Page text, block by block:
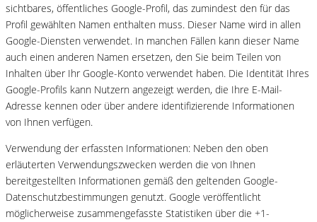
sichtbares, öffentliches Google-Profil, das zumindest den für das
Profil gewählten Namen enthalten muss. Dieser Name wird in allen
Google-Diensten verwendet. In manchen Fällen kann dieser Name
auch einen anderen Namen ersetzen, den Sie beim Teilen von
Inhalten über Ihr Google-Konto verwendet haben. Die Identität Ihres
Google-Profils kann Nutzern angezeigt werden, die Ihre E-Mail-
Adresse kennen oder über andere identifizierende Informationen
von Ihnen verfügen.
Verwendung der erfassten Informationen: Neben den oben
erläuterten Verwendungszwecken werden die von Ihnen
bereitgestellten Informationen gemäß den geltenden Google-
Datenschutzbestimmungen genutzt. Google veröffentlicht
möglicherweise zusammengefasste Statistiken über die +1-